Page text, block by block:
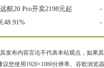
航20 Pro开卖2198元起
48.91%
发布内容言论不代表本站观点，如果
议您使用1920×1080分辨率、谷歌浏览